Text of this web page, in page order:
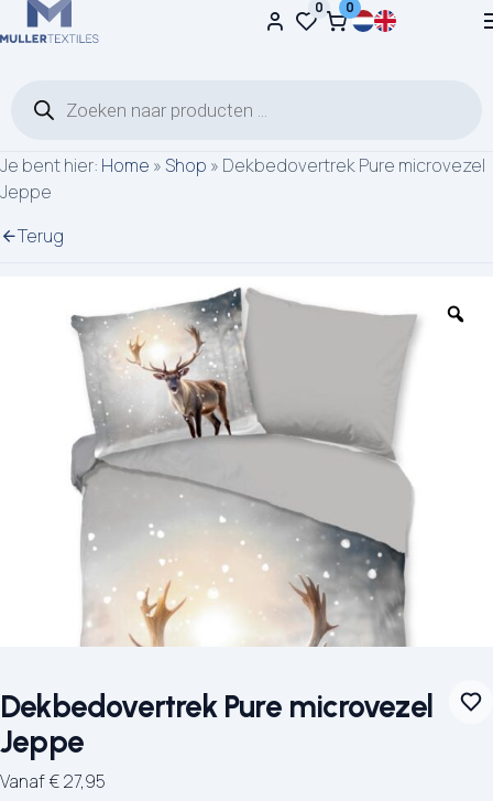
Ga naar de inhoud 0 0
Je bent hier: Home » Shop » Dekbedovertrek Pure microvezel
Jeppe
Terug
Dekbedovertrek Pure microvezel
Jeppe
Vanaf€27,95